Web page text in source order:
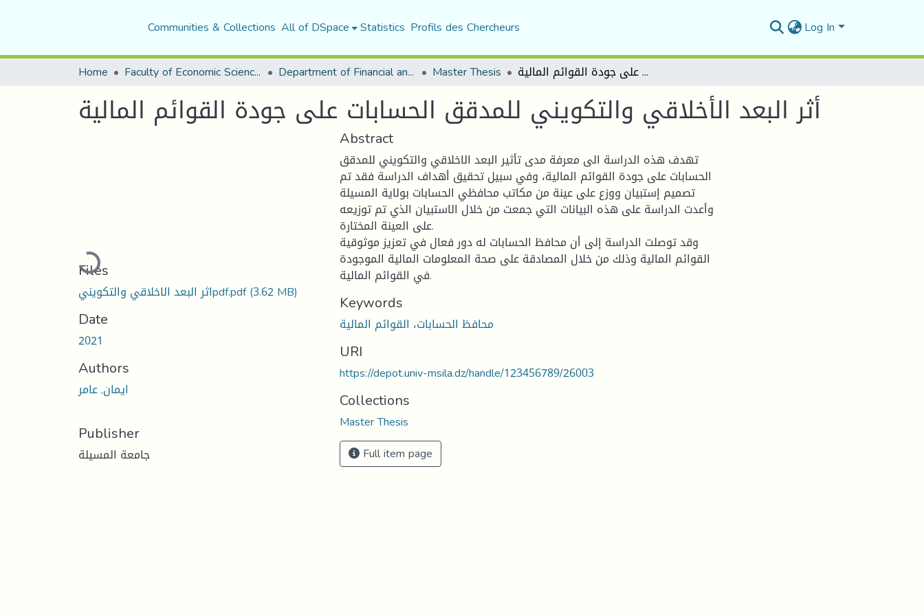
Communities & Collections All of DSpace Statistics Profils des Chercheurs Log In
Home Faculty of Economic Sciences, Commerce and Management Sciences Department of Financial and Accounting Sciences Master Thesis أثر البعد الأخلاقي والتكويني للمدقق الحسابات على جودة القوائم المالية
أثر البعد الأخلاقي والتكويني للمدقق الحسابات على جودة القوائم المالية
Loading...
Files
اثر البعد الاخلاقي والتكوينيpdf.pdf(3.62 MB)
Date
2021
Authors
ايمان, عامر
Publisher
جامعة المسيلة
Abstract
تهدف هذه الدراسة الى معرفة مدى تأثير البعد الاخلاقي والتكويني للمدقق
الحسابات على جودة القوائم المالية، وفي سبيل تحقيق أهداف الدراسة فقد تم
تصميم إستبيان ووزع على عينة من مكاتب محافظي الحسابات بولاية المسيلة
وأعدت الدراسة على هذه البيانات التي جمعت من خلال الاستبيان الذي تم توزيعه
على العينة المختارة.
وقد توصلت الدراسة إلى أن محافظ الحسابات له دور فعال في تعزيز موثوقية
القوائم المالية وذلك من خلال المصادقة على صحة المعلومات المالية الموجودة
في القوائم المالية.
Keywords
محافظ الحسابات، القوائم المالية
URI
https://depot.univ-msila.dz/handle/123456789/26003
Collections
Master Thesis
Full item page